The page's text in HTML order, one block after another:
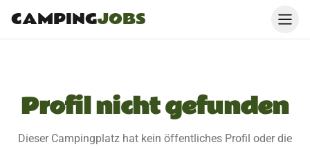
CAMPINGJOBS
Profil nicht gefunden
Dieser Campingplatz hat kein öffentliches Profil oder die